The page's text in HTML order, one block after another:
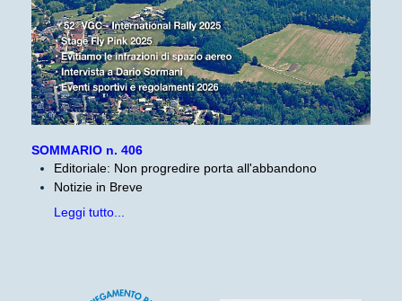
SOMMARIO n. 406
Editoriale: Non progredire porta all'abbandono
Notizie in Breve
Leggi tutto...